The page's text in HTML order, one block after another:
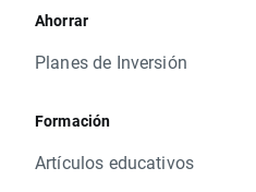
Ahorrar
Planes de Inversión
Formación
Artículos educativos